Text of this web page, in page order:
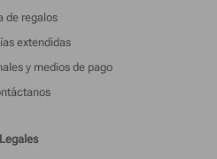
de regalos
extendidas
y medios de pago
Legales